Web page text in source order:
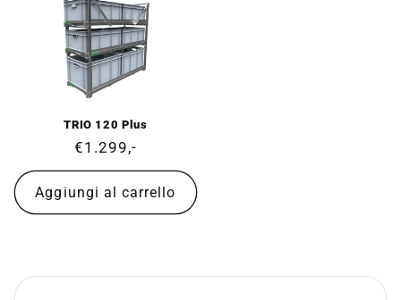
TRIO 120 Plus
Prezzo
di
listino
€1.299,-
Aggiungi al carrello